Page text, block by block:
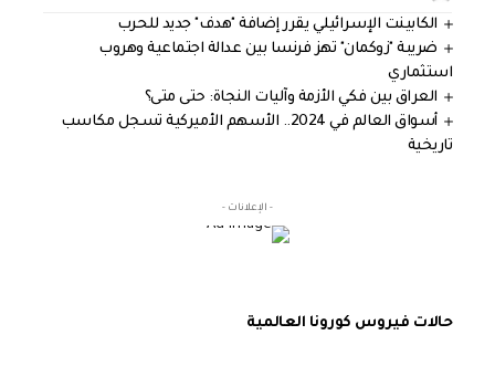
الكابينت الإسرائيلي يقرر إضافة "هدف" جديد للحرب
ضريبة "زوكمان" تهز فرنسا بين عدالة اجتماعية وهروب
استثماري
العراق بين فكي الأزمة وآليات النجاة: حتى متى؟
أسواق العالم في 2024.. الأسهم الأميركية تسجل مكاسب
تاريخية
- الإعلانات -
حالات فيروس كورونا العالمية